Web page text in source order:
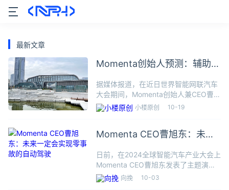
最新文章
Momenta创始人预测：辅助驾
家会胜出
据媒体报道，在近日世界智能网联汽车
大会期间，Momenta创始人兼CEO曹旭
东表示：汽车辅助驾驶竞争将在2026年
结束，国内预计会有三家参与者胜出。
驾驶公司，
小楼原创 10-19
Momenta CEO曹旭东：未来
日前，在2024全球智能汽车产业大会上
Momenta CEO曹旭东发表了主题演
讲。曹旭东表示：“实现可规模化的
L4，最关键的点是安全，至少要实现10
向挽 10-03